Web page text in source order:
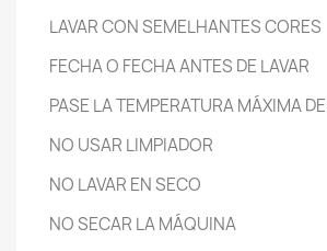
LAVAR CON SEMELHANTES CORES
FECHA O FECHA ANTES DE LAVAR
PASE LA TEMPERATURA MÁXIMA
NO USAR LIMPIADOR
NO LAVAR EN SECO
NO SECAR LA MÁQUINA